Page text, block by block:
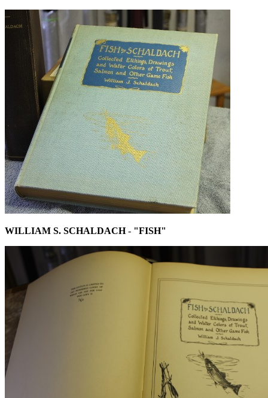
WILLIAM S. SCHALDACH- "FISH"